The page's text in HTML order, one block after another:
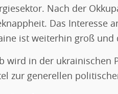
Nach der
Das Interesse
ist weiterhin groß und
wird in der ukrainischen
zur generellen